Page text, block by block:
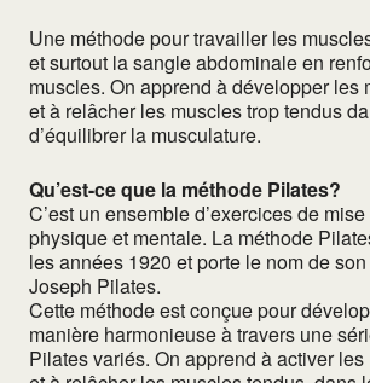
Une méthode pour travailler les
et surtout la sangle abdominale en
muscles. On apprend à développer les
et à relâcher les muscles trop tendus
d’équilibrer la musculature.
Qu’est-ce que la méthode Pilates?
C’est un ensemble d’exercices de
physique et mentale. La méthode
les années 1920 et porte le nom de
Joseph Pilates.
Cette méthode est conçue pour
manière harmonieuse à travers une
Pilates variés. On apprend à activer